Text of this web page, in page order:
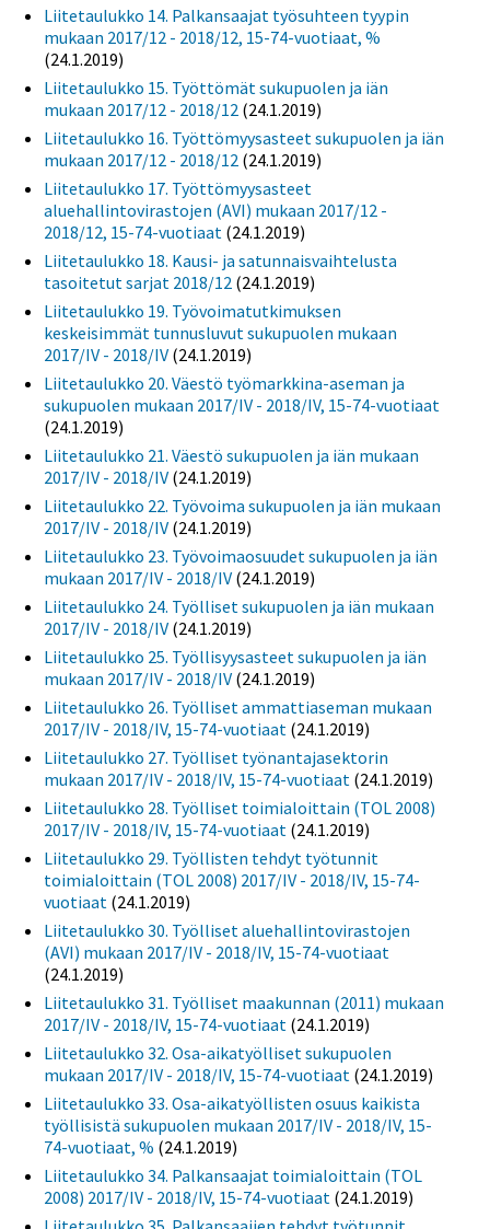
Liitetaulukko 14. Palkansaajat työsuhteen tyypin
mukaan 2017/12 - 2018/12, 15-74-vuotiaat, %
(24.1.2019)
Liitetaulukko 15. Työttömät sukupuolen ja iän
mukaan 2017/12 - 2018/12 (24.1.2019)
Liitetaulukko 16. Työttömyysasteet sukupuolen ja iän
mukaan 2017/12 - 2018/12 (24.1.2019)
Liitetaulukko 17. Työttömyysasteet
aluehallintovirastojen (AVI) mukaan 2017/12 -
2018/12, 15-74-vuotiaat (24.1.2019)
Liitetaulukko 18. Kausi- ja satunnaisvaihtelusta
tasoitetut sarjat 2018/12 (24.1.2019)
Liitetaulukko 19. Työvoimatutkimuksen
keskeisimmät tunnusluvut sukupuolen mukaan
2017/IV - 2018/IV (24.1.2019)
Liitetaulukko 20. Väestö työmarkkina-aseman ja
sukupuolen mukaan 2017/IV - 2018/IV, 15-74-vuotiaat
(24.1.2019)
Liitetaulukko 21. Väestö sukupuolen ja iän mukaan
2017/IV - 2018/IV (24.1.2019)
Liitetaulukko 22. Työvoima sukupuolen ja iän mukaan
2017/IV - 2018/IV (24.1.2019)
Liitetaulukko 23. Työvoimaosuudet sukupuolen ja iän
mukaan 2017/IV - 2018/IV (24.1.2019)
Liitetaulukko 24. Työlliset sukupuolen ja iän mukaan
2017/IV - 2018/IV (24.1.2019)
Liitetaulukko 25. Työllisyysasteet sukupuolen ja iän
mukaan 2017/IV - 2018/IV (24.1.2019)
Liitetaulukko 26. Työlliset ammattiaseman mukaan
2017/IV - 2018/IV, 15-74-vuotiaat (24.1.2019)
Liitetaulukko 27. Työlliset työnantajasektorin
mukaan 2017/IV - 2018/IV, 15-74-vuotiaat (24.1.2019)
Liitetaulukko 28. Työlliset toimialoittain (TOL 2008)
2017/IV - 2018/IV, 15-74-vuotiaat (24.1.2019)
Liitetaulukko 29. Työllisten tehdyt työtunnit
toimialoittain (TOL 2008) 2017/IV - 2018/IV, 15-74-
vuotiaat (24.1.2019)
Liitetaulukko 30. Työlliset aluehallintovirastojen
(AVI) mukaan 2017/IV - 2018/IV, 15-74-vuotiaat
(24.1.2019)
Liitetaulukko 31. Työlliset maakunnan (2011) mukaan
2017/IV - 2018/IV, 15-74-vuotiaat (24.1.2019)
Liitetaulukko 32. Osa-aikatyölliset sukupuolen
mukaan 2017/IV - 2018/IV, 15-74-vuotiaat (24.1.2019)
Liitetaulukko 33. Osa-aikatyöllisten osuus kaikista
työllisistä sukupuolen mukaan 2017/IV - 2018/IV, 15-
74-vuotiaat, % (24.1.2019)
Liitetaulukko 34. Palkansaajat toimialoittain (TOL
2008) 2017/IV - 2018/IV, 15-74-vuotiaat (24.1.2019)